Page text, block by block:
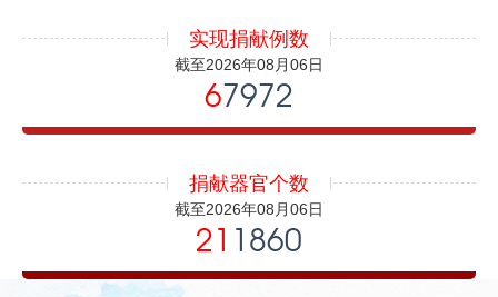
实现捐献例数
截至2026年08月06日
67972
捐献器官个数
截至2026年08月06日
21 1860